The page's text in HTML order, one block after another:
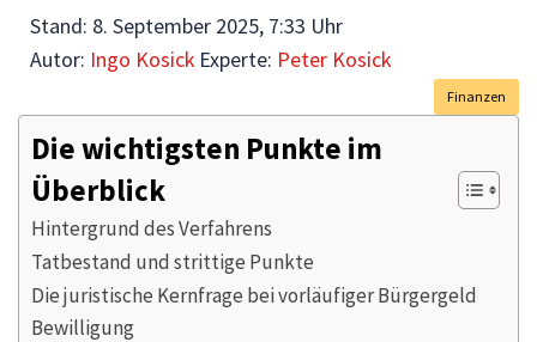
Stand: 8. September 2025, 7:33 Uhr
Autor: Ingo Kosick Experte: Peter Kosick
Finanzen
Die wichtigsten Punkte im
Überblick
Hintergrund des Verfahrens
Tatbestand und strittige Punkte
Die juristische Kernfrage bei vorläufiger Bürgergeld
Bewilligung